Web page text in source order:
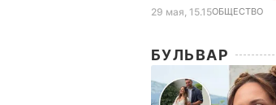
29 мая, 15.15ОБЩЕСТВО
БУЛЬВАР